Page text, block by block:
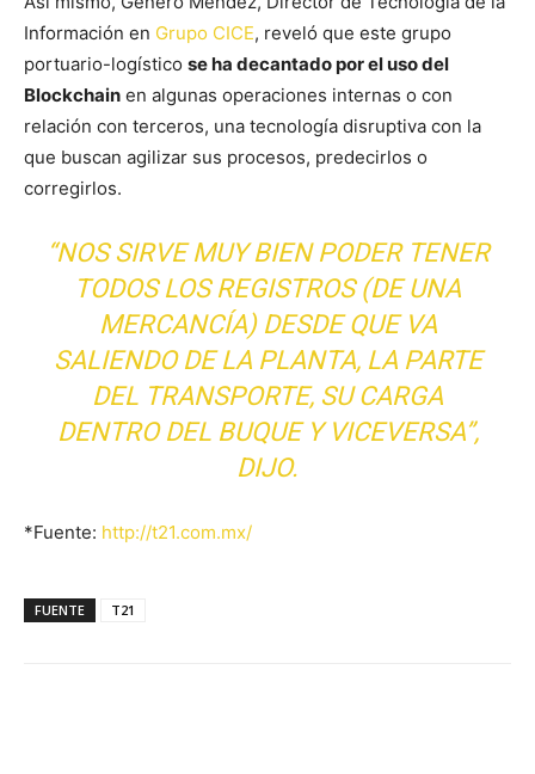
Información en Grupo CICE, reveló que este grupo
portuario-logístico se ha decantado por el uso del
Blockchain en algunas operaciones internas o con
relación con terceros, una tecnología disruptiva con la
que buscan agilizar sus procesos, predecirlos o
corregirlos.
“NOS SIRVE MUY BIEN PODER TENER
TODOS LOS REGISTROS (DE UNA
MERCANCÍA) DESDE QUE VA
SALIENDO DE LA PLANTA, LA PARTE
DEL TRANSPORTE, SU CARGA
DENTRO DEL BUQUE Y VICEVERSA”,
DIJO.
*Fuente: http://t21.com.mx/
FUENTE T21